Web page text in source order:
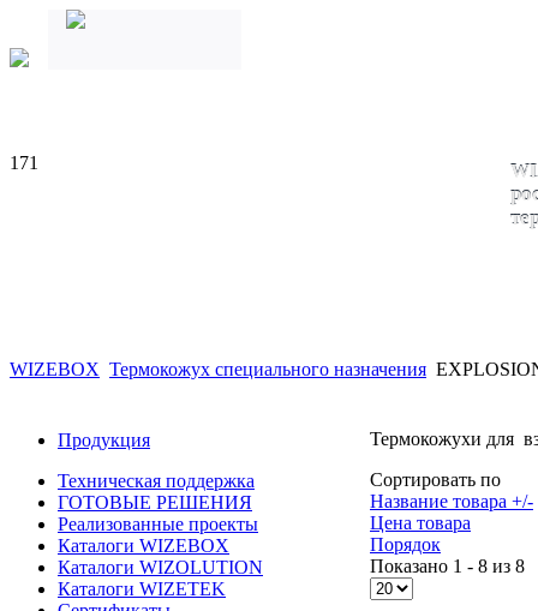
171
WIZEBOX Термокожух специального назначения
Продукция
Техническая поддержка
ГОТОВЫЕ РЕШЕНИЯ
Реализованные проекты
Каталоги WIZEBOX
Каталоги WIZOLUTION
Каталоги WIZETEK
Термокожухи для
Сортировать по
Название товара +/-
Цена товара
Порядок
Показано 1 - 8 из 8